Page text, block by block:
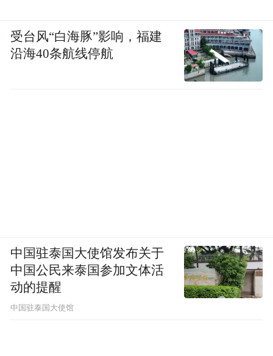
受台风“白海豚”影响，福建
沿海40条航线停航
中国驻泰国大使馆发布关于
中国公民来泰国参加文体活
动的提醒
中国驻泰国大使馆